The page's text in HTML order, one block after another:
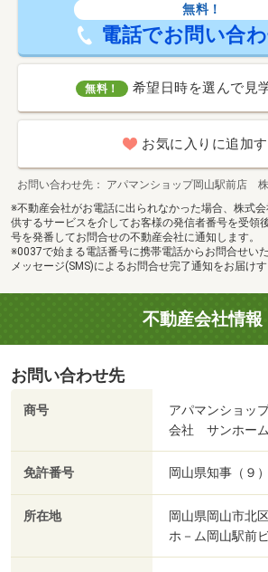
無料！
電話でお問い合
無料！ 希望日時を選んで見
お気に入りに追加
お問い合わせ先
アパマンショップ岡山駅前店
※不動産会社がお電話に出られなかった場合、株式会
供するサービスを介してお客様の発信者番号を受領
号を発番してお問合せの不動産会社に通知します。
※0037で始まる電話番号に携帯電話からお問合せい
メッセージ(SMS)によるお問合せ完了通知をお届けす
不動産会社情報
お問い合わせ先
商号
アパマンショッ
会社 サンホー
免許番号 岡山県知事（９
所在地
岡山県岡山市北
ホ－ム岡山駅前